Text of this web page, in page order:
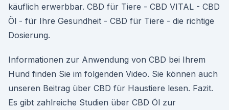
käuflich erwerbbar. CBD für Tiere - CBD VITAL - CBD
Öl - für Ihre Gesundheit - CBD für Tiere - die richtige
Dosierung.
Informationen zur Anwendung von CBD bei Ihrem
Hund finden Sie im folgenden Video. Sie können auch
unseren Beitrag über CBD für Haustiere lesen. Fazit.
Es gibt zahlreiche Studien über CBD Öl zur